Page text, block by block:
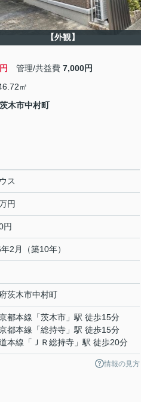
【外観】
管理/共益費 7,000円
㎡
茨木市中村町
ス
円
円
2月（築10年）
茨木市中村町
都本線 「茨木市 」駅 徒歩15分
都本線 「総持寺 」駅 徒歩15分
本線 「 ＪＲ総持寺 」駅 徒歩20分
情報の見方